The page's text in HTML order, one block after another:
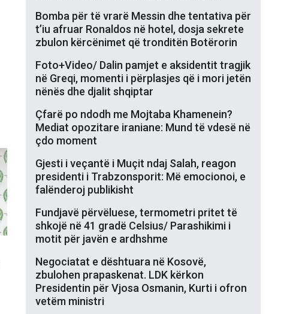
Bomba për të vrarë Messin dhe tentativa për
t’iu afruar Ronaldos në hotel, dosja sekrete
zbulon kërcënimet që tronditën Botërorin
Foto+Video/ Dalin pamjet e aksidentit tragjik
në Greqi, momenti i përplasjes që i mori jetën
nënës dhe djalit shqiptar
Çfarë po ndodh me Mojtaba Khamenein?
Mediat opozitare iraniane: Mund të vdesë në
çdo moment
Gjesti i veçantë i Muçit ndaj Salah, reagon
presidenti i Trabzonsporit: Më emocionoi, e
falënderoj publikisht
Fundjavë përvëluese, termometri pritet të
shkojë në 41 gradë Celsius/ Parashikimi i
motit për javën e ardhshme
Negociatat e dështuara në Kosovë,
zbulohen prapaskenat. LDK kërkon
Presidentin për Vjosa Osmanin, Kurti i ofron
vetëm ministri